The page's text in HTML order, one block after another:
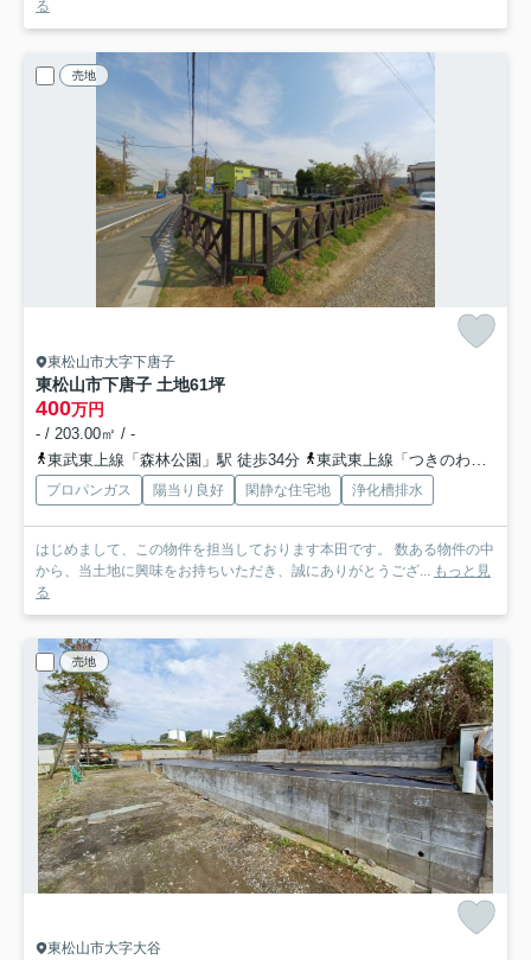
る
売地
東松山市大字下唐子
東松山市下唐子 土地61坪
400万円
- / 203.00㎡ / -
東武東上線「森林公園」駅 徒歩34分
東武東上線「つきのわ」駅 徒歩47分
プロパンガス 陽当り良好 閑静な住宅地 浄化槽排水
はじめまして、この物件を担当しております本田です。 数ある物件の中
から、当土地に興味をお持ちいただき、誠にありがとうござ... もっと見
る
売地
東松山市大字大谷